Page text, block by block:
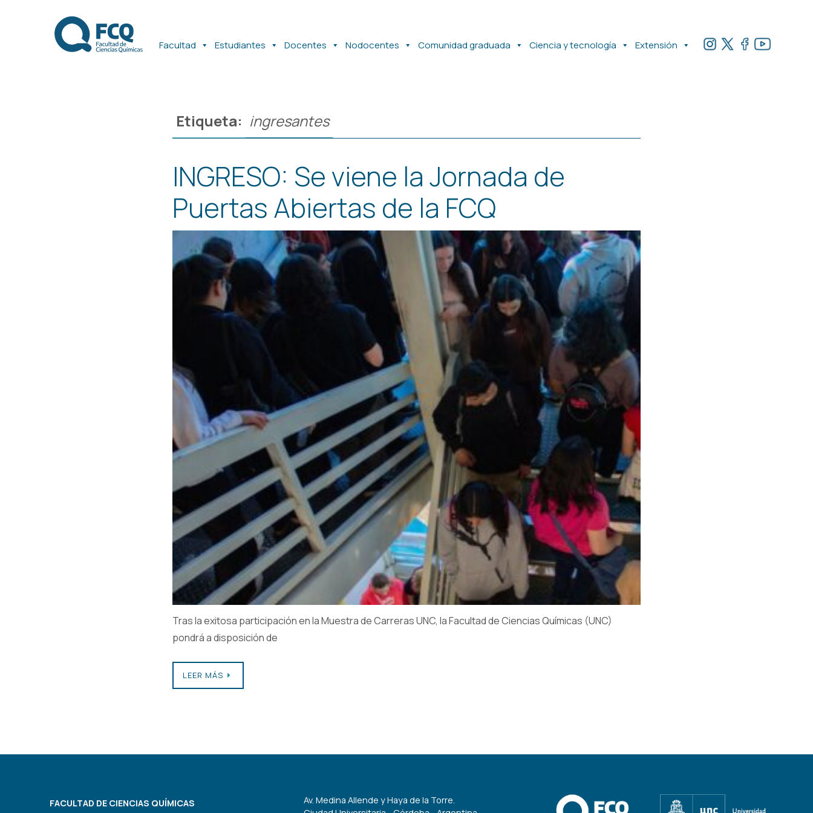
Facultad Estudiantes Docentes Nodocentes Comunidad graduada Ciencia y tecnología Extensión
Etiqueta: ingresantes
INGRESO: Se viene la Jornada de
Puertas Abiertas de la FCQ
Tras la exitosa participación en la Muestra de Carreras UNC, la Facultad de Ciencias Químicas (UNC)
pondrá a disposición de
LEER MÁS
FACULTAD DE CIENCIAS QUÍMICAS
Av. Medina Allende y Haya de la Torre.